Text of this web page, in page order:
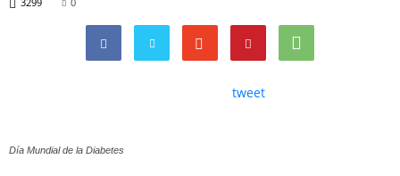
tweet
Día Mundial de la Diabetes